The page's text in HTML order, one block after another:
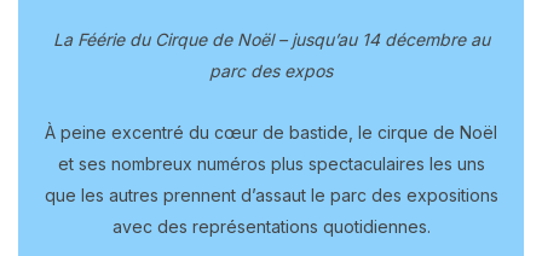
La Féérie du Cirque de Noël – jusqu’au 14 décembre au
parc des expos
À peine excentré du cœur de bastide, le cirque de Noël
et ses nombreux numéros plus spectaculaires les uns
que les autres prennent d’assaut le parc des expositions
avec des représentations quotidiennes.